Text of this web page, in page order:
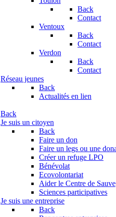
Back
Contact
Ventoux
Back
Contact
Verdon
Back
Contact
Réseau jeunes
Back
Actualités en lien
Back
Je suis un citoyen
Back
Faire un don
Faire un legs ou une
Créer un refuge LPO
Bénévolat
Ecovolontariat
Aider le Centre de
Sciences participatives
Je suis une entreprise
Back